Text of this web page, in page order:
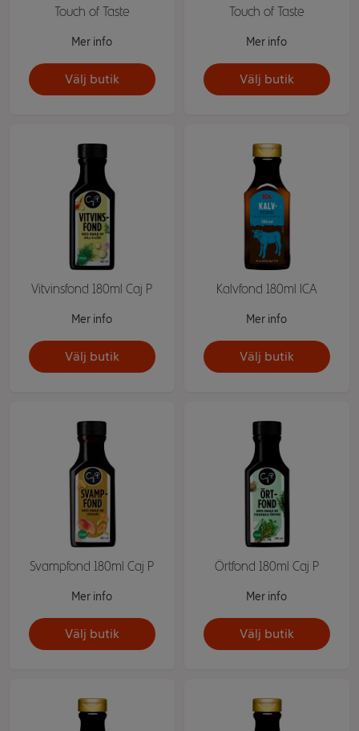
Touch of Taste
Mer info
Välj butik
Touch of Taste
Mer info
Välj butik
Vitvinsfond 180ml Caj P
Mer info
Välj butik
Kalvfond 180ml ICA
Mer info
Välj butik
Svampfond 180ml Caj P
Mer info
Välj butik
Örtfond 180ml Caj P
Mer info
Välj butik